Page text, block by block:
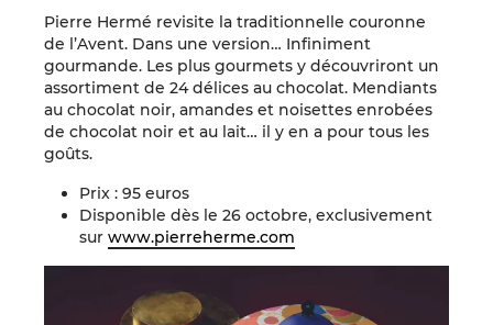
Pierre Hermé revisite la traditionnelle couronne
de l’Avent. Dans une version… Infiniment
gourmande. Les plus gourmets y découvriront un
assortiment de 24 délices au chocolat. Mendiants
au chocolat noir, amandes et noisettes enrobées
de chocolat noir et au lait… il y en a pour tous les
goûts.
Prix : 95 euros
Disponible dès le 26 octobre, exclusivement
sur www.pierreherme.com